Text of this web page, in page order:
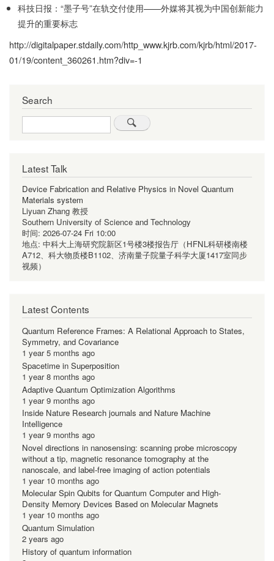
科技日报：“墨子号”在轨交付使用——外媒将其视为中国创新能力
提升的重要标志
http://digitalpaper.stdaily.com/http_www.kjrb.com/kjrb/html/2017-
01/19/content_360261.htm?div=-1
Search
Search
Latest Talk
Device Fabrication and Relative Physics in Novel Quantum
Materials system
Liyuan Zhang 教授
Southern University of Science and Technology
时间: 2026-07-24 Fri 10:00
地点: 中科大上海研究院新区1号楼3楼报告厅（HFNL科研楼南楼
A712、科大物质楼B1102、济南量子院量子科学大厦1417室同步
视频）
Latest Contents
Quantum Reference Frames: A Relational Approach to States,
Symmetry, and Covariance
1 year 5 months ago
Spacetime in Superposition
1 year 8 months ago
Adaptive Quantum Optimization Algorithms
1 year 9 months ago
Inside Nature Research journals and Nature Machine
Intelligence
1 year 9 months ago
Novel directions in nanosensing: scanning probe microscopy
without a tip, magnetic resonance tomography at the
nanoscale, and label-free imaging of action potentials
1 year 10 months ago
Molecular Spin Qubits for Quantum Computer and High-
Density Memory Devices Based on Molecular Magnets
1 year 10 months ago
Quantum Simulation
2 years ago
History of quantum information